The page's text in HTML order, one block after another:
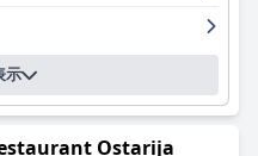
利でありながら静かなロケー
ョン、快適で清潔な客室、そ
通じて、非常に好意的な体験
ビューは、さまざまな旅行者
としての魅力を強調していま
クションで高い評価を得てお
地元のスロベニアの味が融合
トランも、特に多くのゲスト
など、優れたリーズナブルな
されています。
示
Ostarija